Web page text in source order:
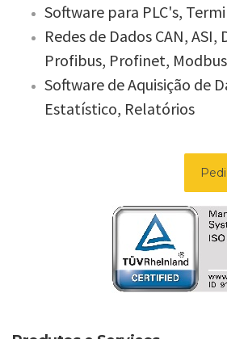
Software para PLC's,
Redes de Dados CAN, ASI,
Profibus, Profinet,
Software de Aquisição de
Estatístico, Relatórios